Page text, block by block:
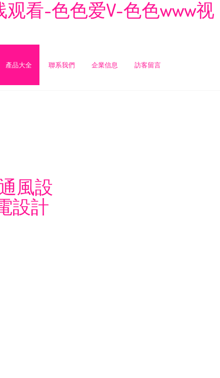
看-色色爱V-色色www视
產品大全 聯系我們 企業信息 訪客留言
風設
設計